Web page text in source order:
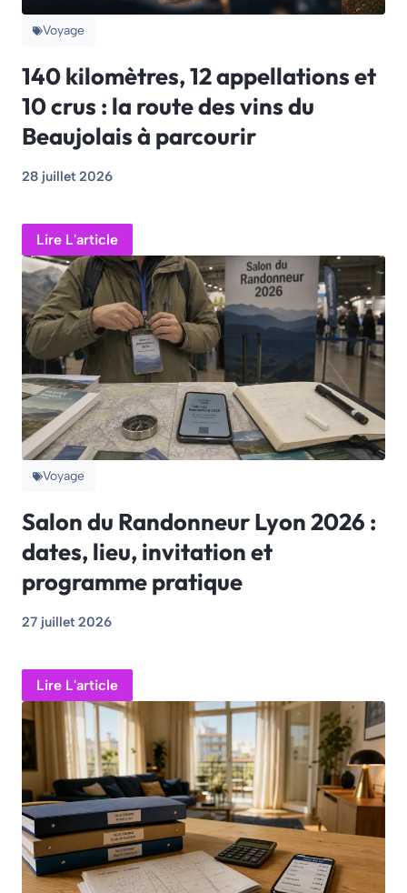
Voyage
140 kilomètres, 12 appellations et
10 crus : la route des vins du
Beaujolais à parcourir
28 juillet 2026
Lire L'article
Voyage
Salon du Randonneur Lyon 2026 :
dates, lieu, invitation et
programme pratique
27 juillet 2026
Lire L'article